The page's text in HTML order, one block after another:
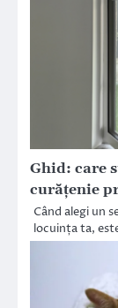
Ghid: care
curățenie
Când alegi un
locuința ta,